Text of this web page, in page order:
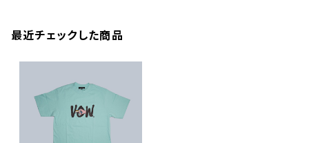
最近チェックした商品